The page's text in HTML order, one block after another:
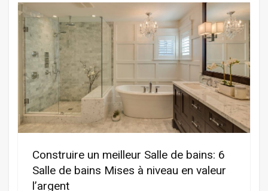
Construire un meilleur Salle de bains: 6
Salle de bains Mises à niveau en valeur
l’argent